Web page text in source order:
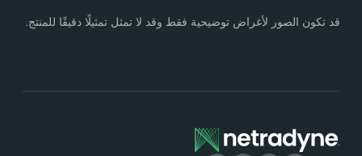
تكون الصور لأغراض توضيحية فقط وقد لا تمثل تمثيلًا دقيقًا للمنتج.